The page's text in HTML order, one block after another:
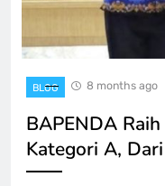
BLOG 8 months ago
BAPENDA
Kategori A,